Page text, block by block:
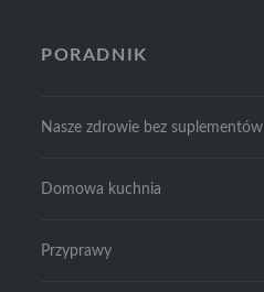
PORADNIK
Nasze zdrowie bez suplementów
Domowa kuchnia
Przyprawy